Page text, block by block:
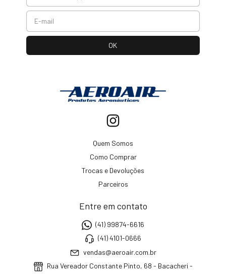
Quem Somos
Como Comprar
Trocas e Devoluções
Parceiros
Entre em contato
(41) 99874-6616
(41) 4101-0666
vendas@aeroair.com.br
Rua Vereador Constante Pinto, 68 - Bacacheri -